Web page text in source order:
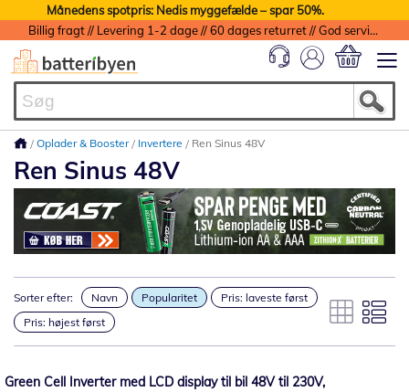
Månedens spotpris: Nedis myggefælde – spar 50%.
Billig fragt // Levering 1-2 dage // 60 dages returret // God service med garanti
Oplader & Booster Invertere Ren Sinus 48V
Ren Sinus 48V
Sorter efter: Navn Popularitet
Pris: laveste først
Pris: højest først
Green Cell Inverter med LCD display til bil 48V til 230V,